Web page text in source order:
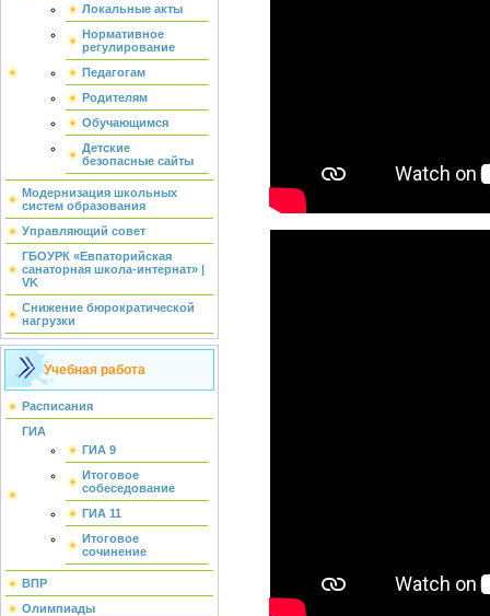
Локальные акты
Нормативное
регулирование
Педагогам
Родителям
Обучающимся
Детские
безопасные сайты
Модернизация школьных
систем образования
Управляющий совет
ГБОУРК «Евпаторийская
санаторная школа-интернат» |
VK
Снижение бюрократической
нагрузки
Учебная работа
Расписания
ГИА
ГИА 9
Итоговое
собеседование
ГИА 11
Итоговое
сочинение
ВПР
Олимпиады